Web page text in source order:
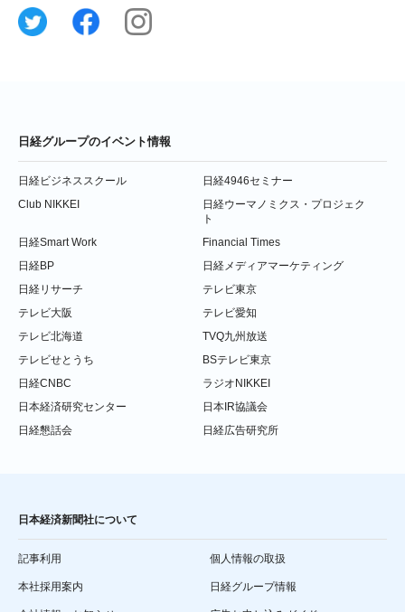
日経グループのイベント情報
日経ビジネススクール
日経4946セミナー
Club NIKKEI
日経ウーマノミクス・プロジェク
ト
日経Smart Work
Financial Times
日経BP
日経メディアマーケティング
日経リサーチ
テレビ東京
テレビ大阪
テレビ愛知
テレビ北海道
TVQ九州放送
テレビせとうち
BSテレビ東京
日経CNBC
ラジオNIKKEI
日本経済研究センター
日本IR協議会
日経懇話会
日経広告研究所
日本経済新聞社について
記事利用 個人情報の取扱
本社採用案内 日経グループ情報